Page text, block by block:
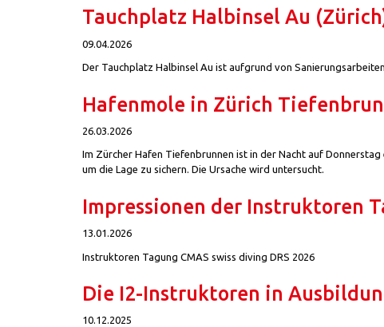
Tauchplatz Halbinsel Au
09.04.2026
Der Tauchplatz Halbinsel Au ist aufgrund von
Hafenmole in Zürich
26.03.2026
Im Zürcher Hafen Tiefenbrunnen ist in der Nacht auf
um die Lage zu sichern. Die Ursache wird untersucht.
Impressionen der Instruktoren
13.01.2026
Instruktoren Tagung CMAS swiss diving DRS 2026
Die I2-Instruktoren in
10.12.2025